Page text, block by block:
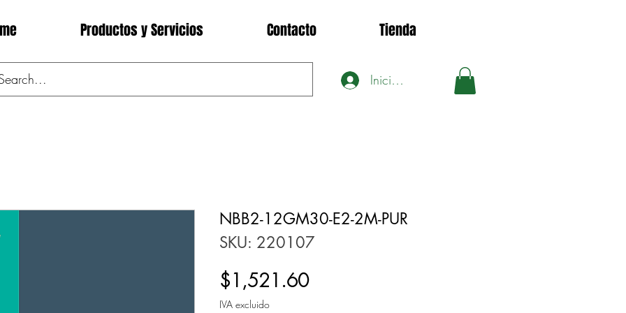
Productos y Servicios Contacto Tienda
Iniciar sesión
NBB2-12GM30-E2-2M-PUR
SKU: 220107
$1,521.60Precio
IVA excluido